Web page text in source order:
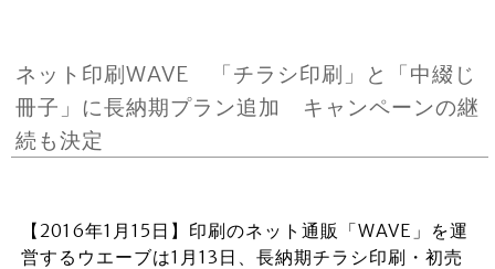
ネット印刷WAVE 「チラシ印刷」と「中綴じ
冊子」に長納期プラン追加 キャンペーンの継
続も決定
【2016年1月15日】印刷のネット通販「WAVE」を運
営するウエーブは1月13日、長納期チラシ印刷・初売